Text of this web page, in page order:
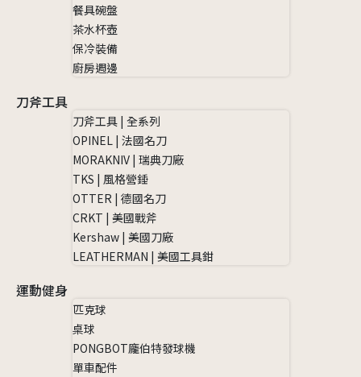
餐具碗盤
茶水杯壺
保冷裝備
廚房週邊
刀斧工具
刀斧工具 | 全系列
OPINEL | 法國名刀
MORAKNIV | 瑞典刀廠
TKS | 風格營錘
OTTER | 德國名刀
CRKT | 美國戰斧
Kershaw | 美國刀廠
LEATHERMAN | 美國工具鉗
運動健身
匹克球
桌球
PONGBOT龐伯特發球機
單車配件